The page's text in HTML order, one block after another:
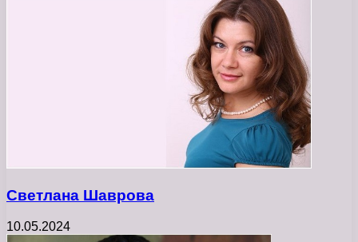
Светлана Шаврова
10.05.2024